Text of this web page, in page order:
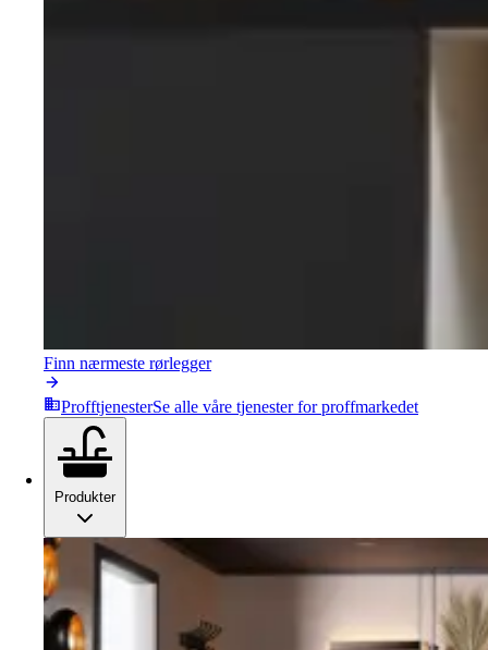
Finn nærmeste rørlegger
ProfftjenesterSe alle våre tjenester for proffmarkedet
Produkter